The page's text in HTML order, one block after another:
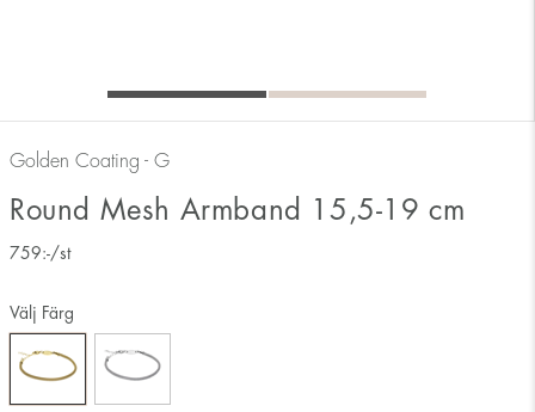
Golden Coating - G
Round Mesh Armband 15,5-19 cm
759:-/st
Välj Färg